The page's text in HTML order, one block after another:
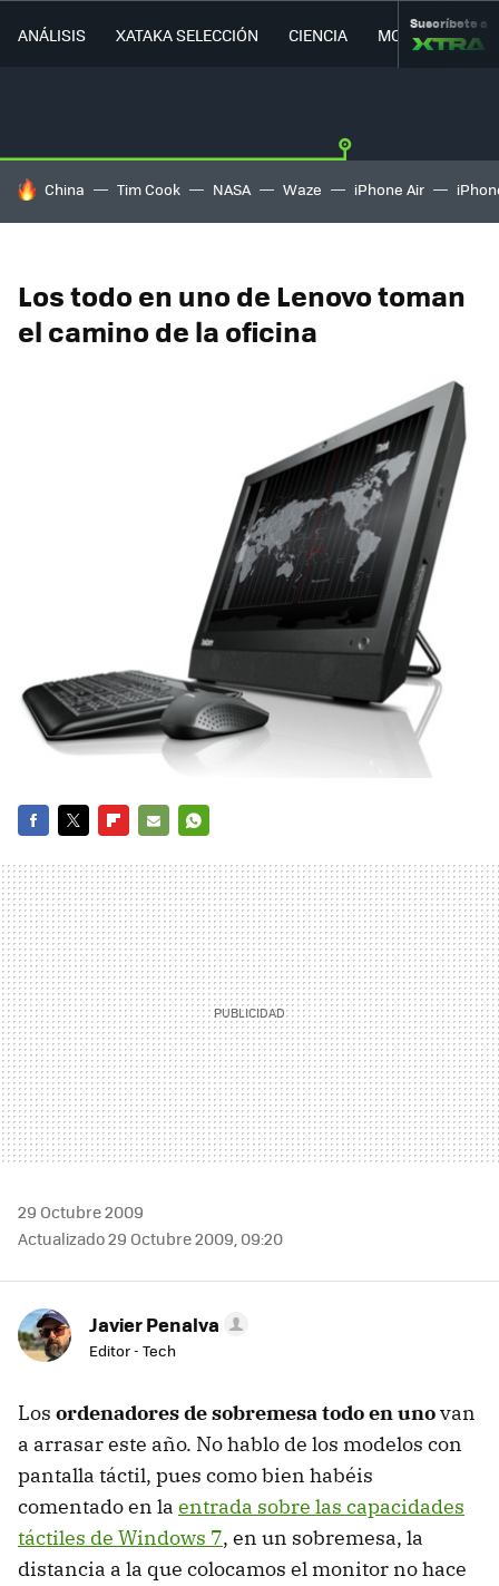
ANÁLISIS XATAKA SELECCIÓN CIENCIA MOVILIDAD
Suscríbete a
HOY SE HABLA DE
China Tim Cook NASA Waze iPhone Air
Los todo en uno de Lenovo toman
el camino de la oficina
MAIL
29 Octubre 2009
Actualizado 29 Octubre 2009, 09:20
Javier Penalva
Editor - Tech
Los ordenadores de sobremesa todo en unovan
a arrasar este año. No hablo de los modelos con
pantalla táctil, pues como bien habéis
comentado en la entrada sobre las capacidades
táctiles de Windows 7, en un sobremesa, la
distancia a la que colocamos el monitor no hace